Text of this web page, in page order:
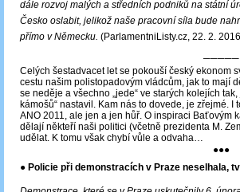
dále rozvoj malých a středních podniků na státní
Česko oslabit, jelikož naše pracovní síla bude
přímo v Německu. (ParlamentniListy.cz, 22. 2.
─────
Celých šestadvacet let se pokouší český ekonom
cestu našim polistopadovým vládcům, jak to mají
se neděje a všechno „jede“ ve starých kolejích
kámošů“ nastavil. Kam nás to dovede, je zřejmé.
ANO 2011, ale jen a jen hůř. O inspiraci Baťovým
dělají někteří naši politici (včetně prezidenta M.
udělat. K tomu však chybí vůle a odvaha…
●●●
● Policie při demonstracích v Praze neselhala,